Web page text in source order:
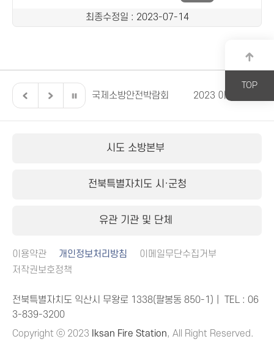
최종수정일 : 2023-07-14
TOP
스 119안전교육 국제소방안전박람회 2023 이렇게 달라집
시도 소방본부
전북특별자치도 시·군청
유관 기관 및 단체
이용약관 개인정보처리방침
이메일무단수집거부
저작권보호정책
전북특별자치도 익산시 무왕로 1338(팔봉동 850-1)｜ TEL : 06
3-839-3200
Copyright ⓒ 2023
Iksan Fire Station, All Right Reserved.